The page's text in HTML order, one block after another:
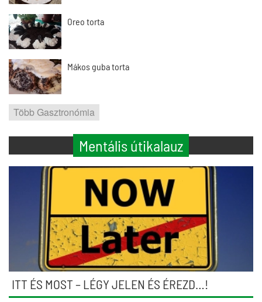
Oreo torta
Mákos guba torta
Több Gasztronómia
Mentális útikalauz
ITT ÉS MOST – LÉGY JELEN ÉS ÉREZD…!